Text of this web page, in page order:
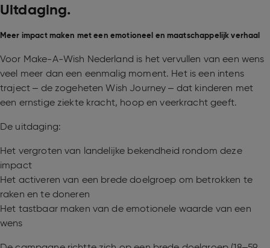
Uitdaging.
Meer impact maken met een emotioneel en maatschappelijk verhaal
Voor Make-A-Wish Nederland is het vervullen van een wens
veel meer dan een eenmalig moment. Het is een intens
traject – de zogeheten Wish Journey – dat kinderen met
een ernstige ziekte kracht, hoop en veerkracht geeft.
De uitdaging:
Het vergroten van landelijke bekendheid rondom deze
impact
Het activeren van een brede doelgroep om betrokken te
raken en te doneren
Het tastbaar maken van de emotionele waarde van een
wens